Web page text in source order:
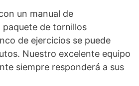
un manual de
de tornillos
de ejercicios se puede
Nuestro excelente equipo
siempre responderá a sus